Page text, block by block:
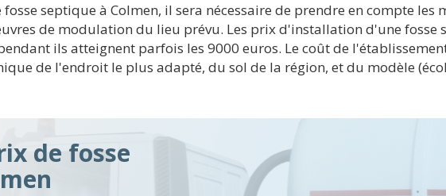
septique à Colmen, il sera nécessaire de prendre en compte les
de modulation du lieu prévu. Les prix d'installation d'une fosse
ils atteignent parfois les 9000 euros. Le coût de
de l'endroit le plus adapté, du sol de la région, et du modèle
de fosse